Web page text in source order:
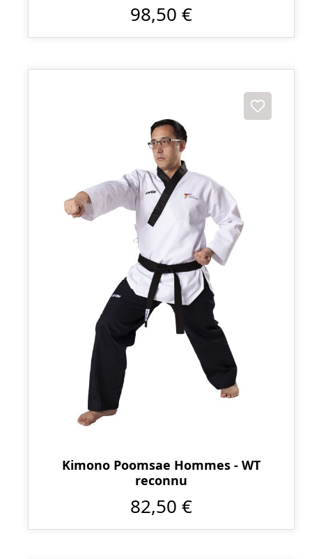
98,50 €
Kimono Poomsae Hommes - WT
reconnu
82,50 €